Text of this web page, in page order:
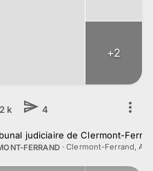
+2
k 4
judiciaire de Clermont-
FERRAND·Clermont-Ferrand,